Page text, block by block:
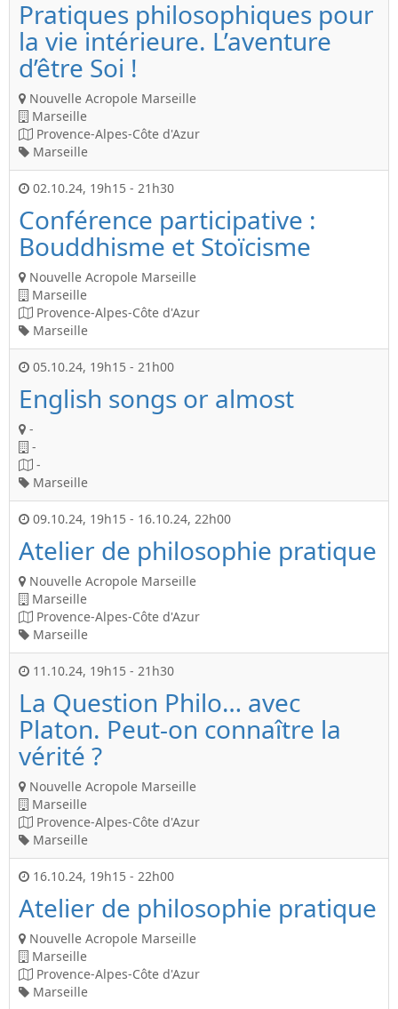
Pratiques philosophiques pour
la vie intérieure. L’aventure
d’être Soi !
Nouvelle Acropole Marseille
Marseille
Provence-Alpes-Côte d'Azur
Marseille
02.10.24, 19h15 - 21h30
Conférence participative :
Bouddhisme et Stoïcisme
Nouvelle Acropole Marseille
Marseille
Provence-Alpes-Côte d'Azur
Marseille
05.10.24, 19h15 - 21h00
English songs or almost
-
-
-
Marseille
09.10.24, 19h15 - 16.10.24, 22h00
Atelier de philosophie pratique
Nouvelle Acropole Marseille
Marseille
Provence-Alpes-Côte d'Azur
Marseille
11.10.24, 19h15 - 21h30
La Question Philo… avec
Platon. Peut-on connaître la
vérité ?
Nouvelle Acropole Marseille
Marseille
Provence-Alpes-Côte d'Azur
Marseille
16.10.24, 19h15 - 22h00
Atelier de philosophie pratique
Nouvelle Acropole Marseille
Marseille
Provence-Alpes-Côte d'Azur
Marseille